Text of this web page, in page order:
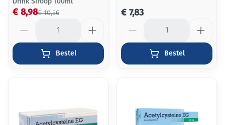
€ 10,56
€ 8,98
Bestel
€ 7,83
Bestel